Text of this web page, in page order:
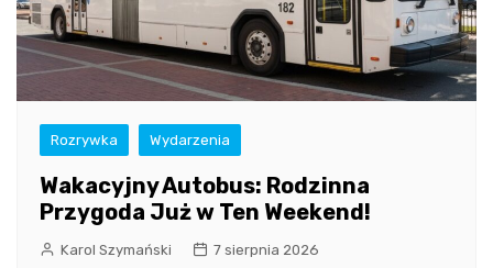
Rozrywka Wydarzenia
Wakacyjny Autobus: Rodzinna
Przygoda Już w Ten Weekend!
Karol Szymański 7 sierpnia 2026